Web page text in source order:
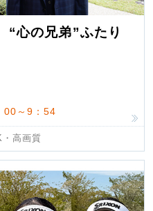
心の兄弟”ふたり
00～9：54
・高画質